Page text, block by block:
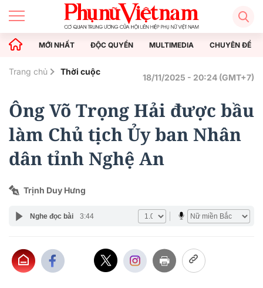
MỚI NHẤT ĐỘC QUYỀN MULTIMEDIA CHUYÊN ĐỀ
Trang chủ Thời cuộc
18/11/2025 - 20:24 (GMT+7)
Ông Võ Trọng Hải được bầu
làm Chủ tịch Ủy ban Nhân
dân tỉnh Nghệ An
Trịnh Duy Hưng
Nghe đọc bài 3:44